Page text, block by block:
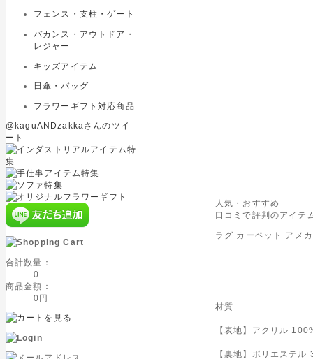
フェンス・支柱・ゲート
バカンス・アウトドア・
レジャー
キッズアイテム
日傘・バッグ
フラワーギフト対応商品
@kaguANDzakkaさんのツイ
ート
合計数量：
0
商品金額：
0円
人気・おすすめ
口コミで評判のアイテ
ラグ カーペット アメ
材質 :
【表地】アクリル
【裏地】ポリエステ